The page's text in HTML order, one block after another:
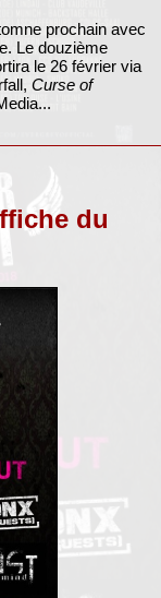
prochain avec
Le douzième
le 26 février via
Curse of
du